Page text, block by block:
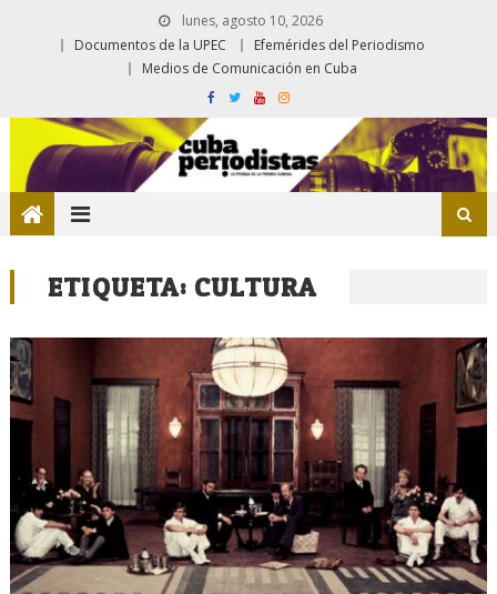
lunes, agosto 10, 2026
Documentos de la UPEC
Efemérides del Periodismo
Medios de Comunicación en Cuba
ETIQUETA: CULTURA